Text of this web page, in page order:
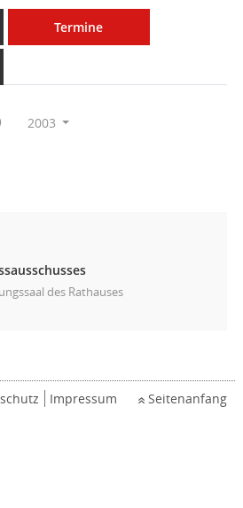
Termine
2003
des Rathauses
Impressum Seitenanfang